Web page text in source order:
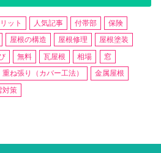
ット 人気記事 付帯部
保険
屋根の構造 屋根修理
屋根塗装
無料 瓦屋根 相場
窓
重ね張り（カバー工法）
金属屋根
対策